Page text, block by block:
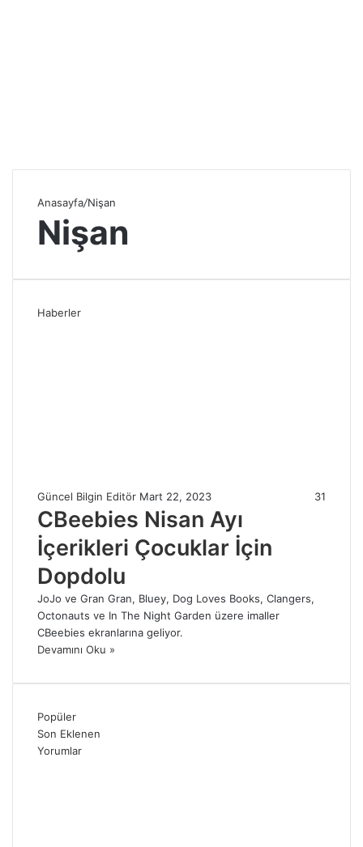
Anasayfa/Nişan
Nişan
Haberler
Güncel Bilgin Editör Mart 22, 2023 31
CBeebies Nisan Ayı
İçerikleri Çocuklar İçin
Dopdolu
JoJo ve Gran Gran, Bluey, Dog Loves Books, Clangers,
Octonauts ve In The Night Garden üzere imaller
CBeebies ekranlarına geliyor.
Devamını Oku »
Popüler
Son Eklenen
Yorumlar